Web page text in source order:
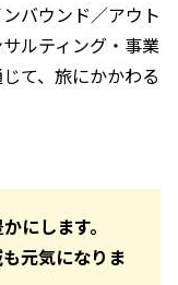
バウンド／アウト
ルティング・事業
て、旅にかかわる
にします。
元気になりま